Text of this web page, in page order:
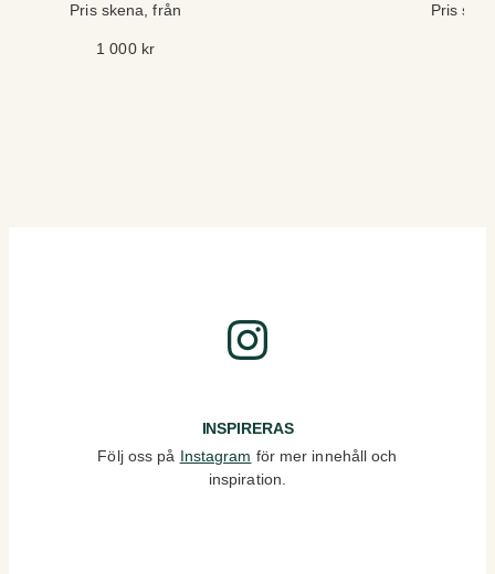
Pris skena, från
1 000 kr
Pris
Instagram
INSPIRERAS
Följ oss på Instagram för mer innehåll och
inspiration.